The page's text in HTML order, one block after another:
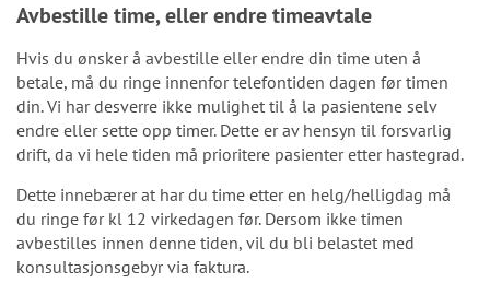
Avbestille time, eller endre timeavtale
Hvis du ønsker å avbestille eller endre din time uten å
betale, må du ringe innenfor telefontiden dagen før timen
din. Vi har desverre ikke mulighet til å la pasientene selv
endre eller sette opp timer. Dette er av hensyn til forsvarlig
drift, da vi hele tiden må prioritere pasienter etter hastegrad.
Dette innebærer at har du time etter en helg/helligdag må
du ringe før kl 12 virkedagen før. Dersom ikke timen
avbestilles innen denne tiden, vil du bli belastet med
konsultasjonsgebyr via faktura.